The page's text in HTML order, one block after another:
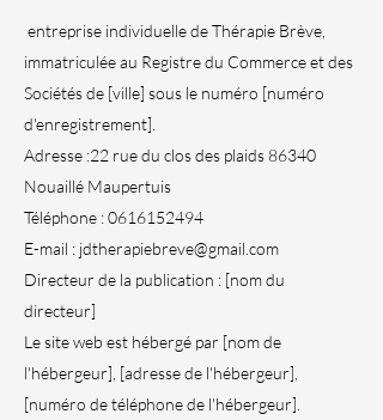
entreprise individuelle de Thérapie Brève,
immatriculée au Registre du Commerce et des
Sociétés de [ville] sous le numéro [numéro
d'enregistrement].
Adresse :22 rue du clos des plaids 86340
Nouaillé Maupertuis
Téléphone : 0616152494
E-mail : jdtherapiebreve@gmail.com
Directeur de la publication : [nom du
directeur]
Le site web est hébergé par [nom de
l'hébergeur], [adresse de l'hébergeur],
[numéro de téléphone de l'hébergeur].